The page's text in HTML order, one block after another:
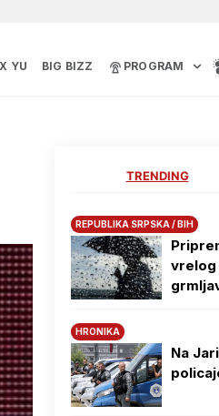
YU BIG BIZZ PROGRAM
TRENDING
REPUBLIKA SRPSKA / BIH
vrelog
HRONIKA
Na